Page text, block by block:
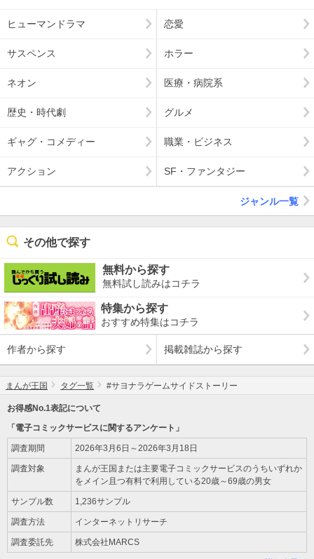
ヒューマンドラマ 恋愛
サスペンス ホラー
ネオン 医療・病院系
歴史・時代劇 グルメ
ギャグ・コメディー 職業・ビジネス
アクション SF・ファンタジー
ジャンル一覧
その他で探す
無料から探す
無料試し読みはコチラ
特集から探す
おすすめ特集はコチラ
作者から探す 掲載雑誌から探す
まんが王国 タグ一覧 #サヨナラゲームサイドストーリー
お得感No.1表記について
「電子コミックサービスに関するアンケート」
調査期間 2026年3月6日～2026年3月18日
調査対象
まんが王国または主要電子コミックサービスのうちいずれか
をメイン且つ有料で利用している20歳～69歳の男女
サンプル数 1,236サンプル
調査方法 インターネットリサーチ
調査委託先 株式会社MARCS